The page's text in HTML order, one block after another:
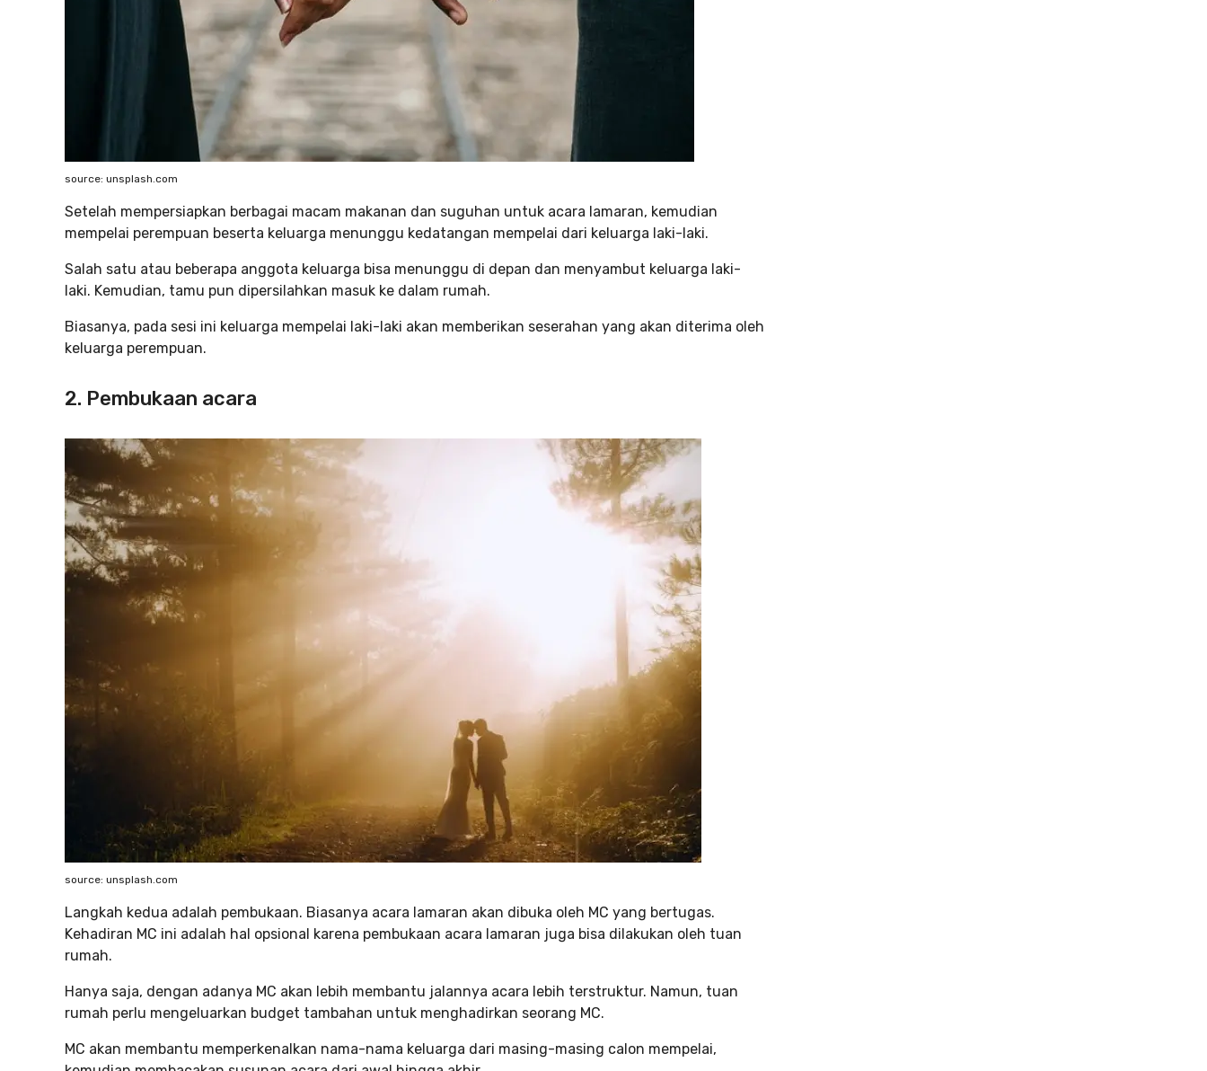
source: unsplash.com
Setelah mempersiapkan berbagai macam makanan dan suguhan untuk acara lamaran, kemudian
mempelai perempuan beserta keluarga menunggu kedatangan mempelai dari keluarga laki-laki.
Salah satu atau beberapa anggota keluarga bisa menunggu di depan dan menyambut keluarga laki-
laki. Kemudian, tamu pun dipersilahkan masuk ke dalam rumah.
Biasanya, pada sesi ini keluarga mempelai laki-laki akan memberikan seserahan yang akan diterima oleh
keluarga perempuan.
2. Pembukaan acara
source: unsplash.com
Langkah kedua adalah pembukaan. Biasanya acara lamaran akan dibuka oleh MC yang bertugas.
Kehadiran MC ini adalah hal opsional karena pembukaan acara lamaran juga bisa dilakukan oleh tuan
rumah.
Hanya saja, dengan adanya MC akan lebih membantu jalannya acara lebih terstruktur. Namun, tuan
rumah perlu mengeluarkan budget tambahan untuk menghadirkan seorang MC.
MC akan membantu memperkenalkan nama-nama keluarga dari masing-masing calon mempelai,